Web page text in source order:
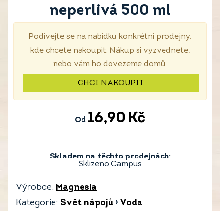
neperlivá 500 ml
Podívejte se na nabídku konkrétní prodejny,
kde chcete nakoupit. Nákup si vyzvednete,
nebo vám ho dovezeme domů.
CHCI NAKOUPIT
Od 16,90 Kč
Skladem na těchto prodejnách:
Sklizeno Campus
Výrobce: Magnesia
Kategorie: Svět nápojů › Voda